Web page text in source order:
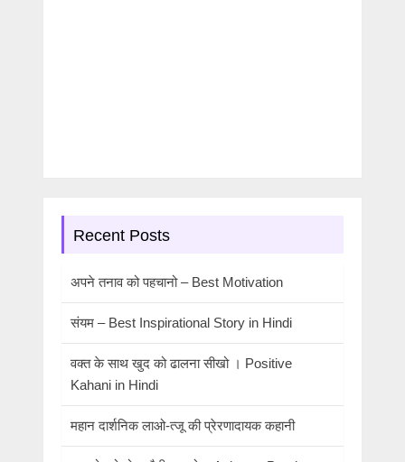
Recent Posts
अपने तनाव को पहचानो – Best Motivation
संयम – Best Inspirational Story in Hindi
वक्त के साथ खुद को ढालना सीखो । Positive
Kahani in Hindi
महान दार्शनिक लाओ-त्जू की प्रेरणादायक कहानी